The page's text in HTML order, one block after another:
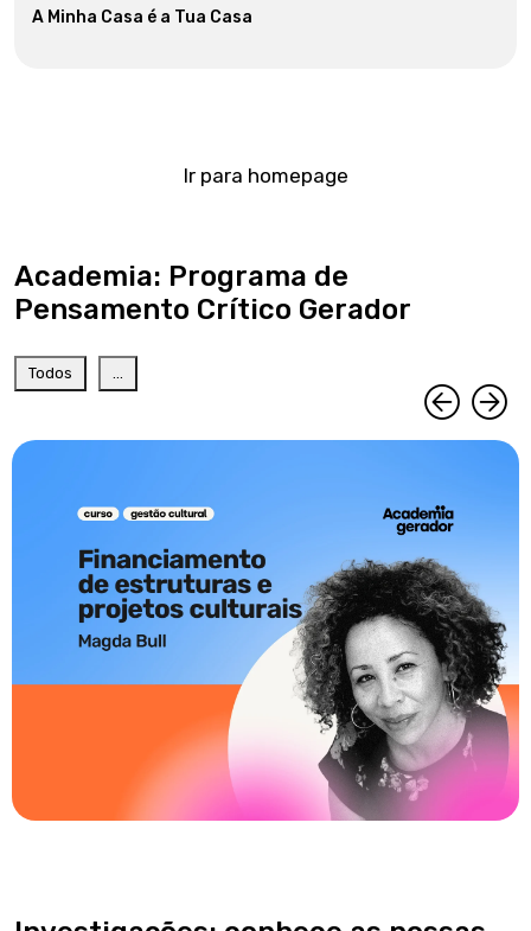
A Minha Casa é a Tua Casa
Ir para homepage
Academia: Programa de
Pensamento Crítico Gerador
Todos